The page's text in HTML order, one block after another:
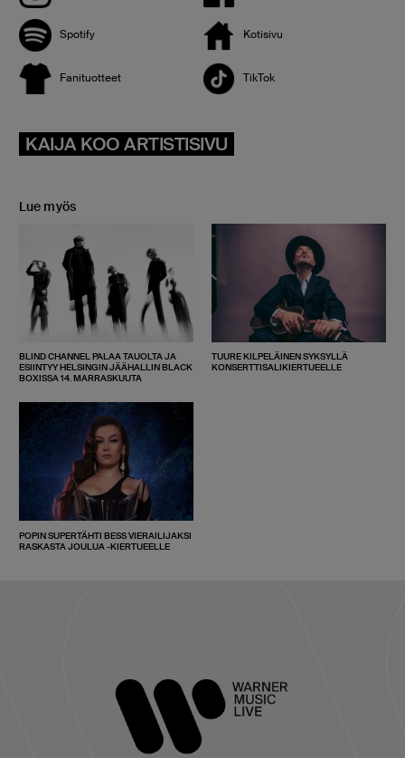
Spotify Kotisivu
Fanituotteet TikTok
KAIJA KOO ARTISTISIVU
Lue myös
BLIND CHANNEL PALAA TAUOLTA JA
ESIINTYY HELSINGIN JÄÄHALLIN BLACK
BOXISSA 14. MARRASKUUTA
TUURE KILPELÄINEN SYKSYLLÄ
KONSERTTISALIKIERTUEELLE
POPIN SUPERTÄHTI BESS VIERAILIJAKSI
RASKASTA JOULUA -KIERTUEELLE